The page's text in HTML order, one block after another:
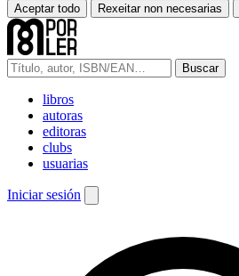
Aceptar todo Rexeitar non necesarias
Buscar
libros
autoras
editoras
clubs
usuarias
Iniciar sesión